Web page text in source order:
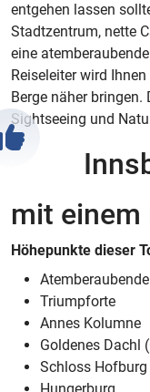
entgehen lassen
Stadtzentrum, nette
eine
Reiseleiter wird
Berge näher
Sightseeing und
mit einem
Höhepunkte dieser
Triumpforte
Annes Kolumne
Goldenes Dachl
Schloss Hofburg